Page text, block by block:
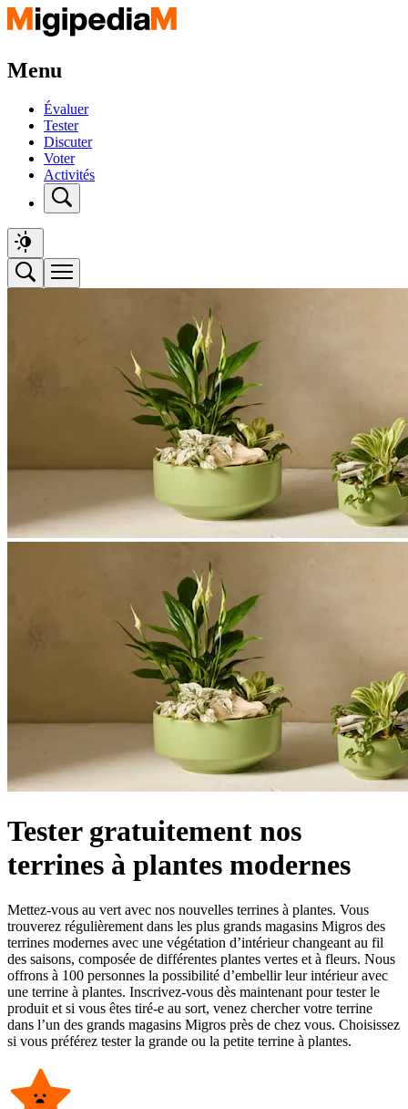
Menu
Évaluer
Tester
Discuter
Voter
Activités
Tester gratuitement nos
terrines à plantes modernes
Mettez-vous au vert avec nos nouvelles terrines à plantes. Vous
trouverez régulièrement dans les plus grands magasins Migros des
terrines modernes avec une végétation d’intérieur changeant au fil
des saisons, composée de différentes plantes vertes et à fleurs. Nous
offrons à 100 personnes la possibilité d’embellir leur intérieur avec
une terrine à plantes. Inscrivez-vous dès maintenant pour tester le
produit et si vous êtes tiré-e au sort, venez chercher votre terrine
dans l’un des grands magasins Migros près de chez vous. Choisissez
si vous préférez tester la grande ou la petite terrine à plantes.